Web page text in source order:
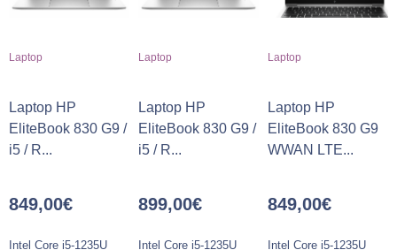
Laptop
Laptop HP
EliteBook 830 G9 /
i5 / R...
849,00€
Intel Core i5-1235U
Laptop
Laptop HP
EliteBook 830 G9 /
i5 / R...
899,00€
Intel Core i5-1235U
Laptop
Laptop HP
EliteBook 830 G9
WWAN LTE...
849,00€
Intel Core i5-1235U